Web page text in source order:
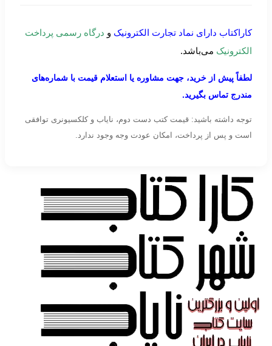
کاراکتاب دارای نماد تجارت الکترونیک و درگاه رسمی پرداخت
الکترونیک می‌باشد.
لطفاً پیش از خرید، جهت مشاوره یا استعلام قیمت با شماره‌های
مندرج تماس بگیرید.
توجه داشته باشید: قیمت کتب دست دوم، نایاب و کلکسیونری توافقی
است و پس از پرداخت، امکان عودت وجه وجود ندارد.